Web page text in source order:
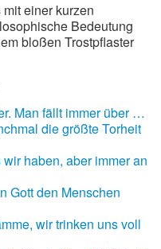
einer kurzen
Bedeutung
bloßen Trostpflaster
Man fällt immer über …
die größte Torheit
haben, aber immer an
Gott den Menschen
wir trinken uns voll